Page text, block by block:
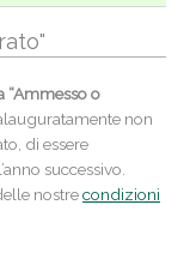
“Ammesso o
non
di essere
successivo.
nostrecondizioni